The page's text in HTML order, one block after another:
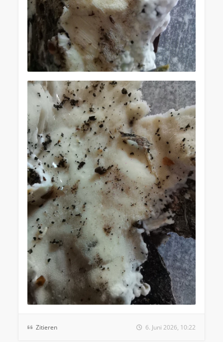
Zitieren 6. Juni 2026, 10:22